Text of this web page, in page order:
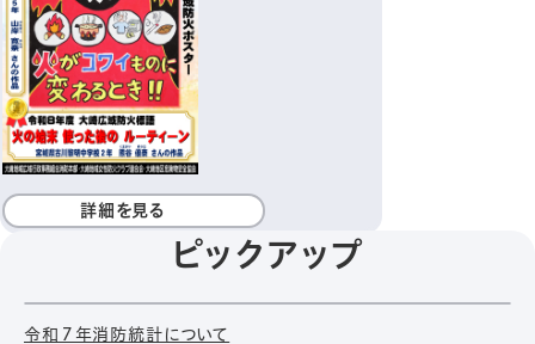
詳細を見る
ピックアップ
令和７年消防統計について